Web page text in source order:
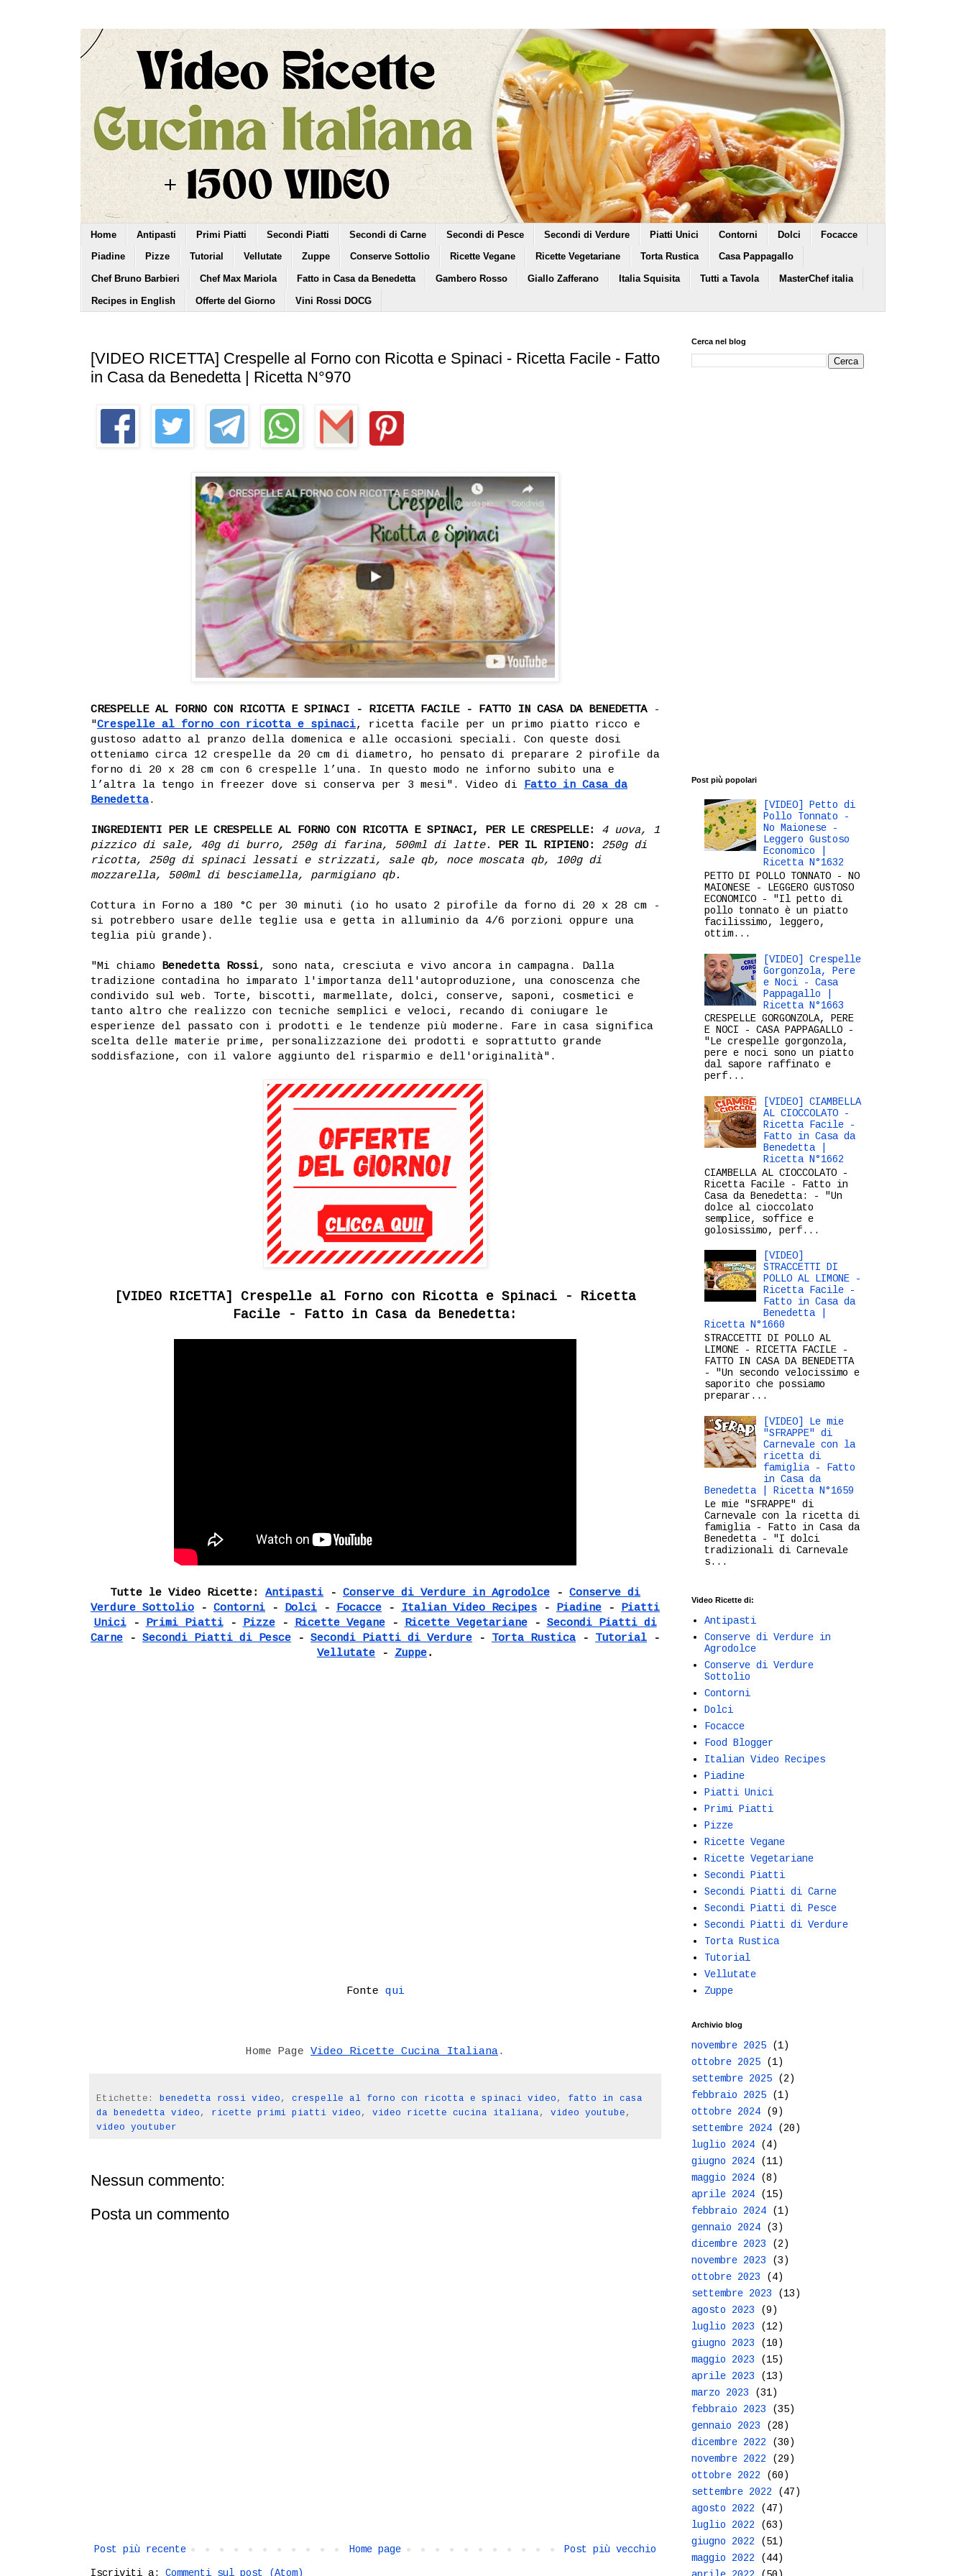
Home Antipasti Primi Piatti Secondi Piatti Secondi di Carne Secondi di Pesce Secondi di Verdure Piatti Unici Contorni Dolci Focacce
Piadine Pizze Tutorial Vellutate Zuppe Conserve Sottolio Ricette Vegane Ricette Vegetariane Torta Rustica Casa Pappagallo
Chef Bruno Barbieri Chef Max Mariola Fatto in Casa da Benedetta Gambero Rosso Giallo Zafferano Italia Squisita Tutti a Tavola MasterChef italia
Recipes in English Offerte del Giorno Vini Rossi DOCG
[VIDEO RICETTA] Crespelle al Forno con Ricotta e Spinaci - Ricetta Facile - Fatto
in Casa da Benedetta | Ricetta N°970
CRESPELLE AL FORNO CON RICOTTA E SPINACI - RICETTA FACILE - FATTO IN CASA DA BENEDETTA-
"Crespelle al forno con ricotta e spinaci, ricetta facile per un primo piatto ricco e
gustoso adatto al pranzo della domenica e alle occasioni speciali. Con queste dosi
otteniamo circa 12 crespelle da 20 cm di diametro, ho pensato di preparare 2 pirofile da
forno di 20 x 28 cm con 6 crespelle l’una. In questo modo ne inforno subito una e
l’altra la tengo in freezer dove si conserva per 3 mesi". Video di Fatto in Casa da
Benedetta.
INGREDIENTI PER LE CRESPELLE AL FORNO CON RICOTTA E SPINACI, PER LE CRESPELLE:
4 uova, 1
pizzico di sale, 40g di burro, 250g di farina, 500ml di latte. PER IL RIPIENO:
250g di
ricotta, 250g di spinaci lessati e strizzati, sale qb, noce moscata qb, 100g di
mozzarella, 500ml di besciamella, parmigiano qb.
Cottura in Forno a 180 °C per 30 minuti (io ho usato 2 pirofile da forno di 20 x 28 cm -
si potrebbero usare delle teglie usa e getta in alluminio da 4/6 porzioni oppure una
teglia più grande).
"Mi chiamo Benedetta Rossi, sono nata, cresciuta e vivo ancora in campagna. Dalla
tradizione contadina ho imparato l'importanza dell'autoproduzione, una conoscenza che
condivido sul web. Torte, biscotti, marmellate, dolci, conserve, saponi, cosmetici e
tanto altro che realizzo con tecniche semplici e veloci, recando di coniugare le
esperienze del passato con i prodotti e le tendenze più moderne. Fare in casa significa
scelta delle materie prime, personalizzazione dei prodotti e soprattutto grande
soddisfazione, con il valore aggiunto del risparmio e dell'originalità".
[VIDEO RICETTA] Crespelle al Forno con Ricotta e Spinaci - Ricetta
Facile - Fatto in Casa da Benedetta:
Tutte le Video Ricette: Antipasti - Conserve di Verdure in Agrodolce - Conserve di
Verdure Sottolio - Contorni - Dolci - Focacce - Italian Video Recipes - Piadine - Piatti
Unici- Primi Piatti- Pizze- Ricette Vegane- Ricette Vegetariane- Secondi Piatti di
Carne - Secondi Piatti di Pesce - Secondi Piatti di Verdure - Torta Rustica - Tutorial -
Vellutate - Zuppe.
Fonte qui
Home Page Video Ricette Cucina Italiana.
Etichette: benedetta rossi video , crespelle al forno con ricotta e spinaci video , fatto in casa
da benedetta video , ricette primi piatti video , video ricette cucina italiana , video youtube ,
video youtuber
Nessun commento:
Posta un commento
Post più recente Post più vecchio
Home page
Iscriviti a: Commenti sul post (Atom)
Cerca nel blog
Post più popolari
[VIDEO] Petto di
Pollo Tonnato -
No Maionese -
Leggero Gustoso
Economico |
Ricetta N°1632
PETTO DI POLLO TONNATO - NO
MAIONESE - LEGGERO GUSTOSO
ECONOMICO - "Il petto di
pollo tonnato è un piatto
facilissimo, leggero,
ottim...
[VIDEO] Crespelle
Gorgonzola, Pere
e Noci - Casa
Pappagallo |
Ricetta N°1663
CRESPELLE GORGONZOLA, PERE
E NOCI - CASA PAPPAGALLO -
"Le crespelle gorgonzola,
pere e noci sono un piatto
dal sapore raffinato e
perf...
[VIDEO] CIAMBELLA
AL CIOCCOLATO -
Ricetta Facile -
Fatto in Casa da
Benedetta |
Ricetta N°1662
CIAMBELLA AL CIOCCOLATO -
Ricetta Facile - Fatto in
Casa da Benedetta: - "Un
dolce al cioccolato
semplice, soffice e
golosissimo, perf...
[VIDEO]
STRACCETTI DI
POLLO AL LIMONE -
Ricetta Facile -
Fatto in Casa da
Benedetta |
Ricetta N°1660
STRACCETTI DI POLLO AL
LIMONE - RICETTA FACILE -
FATTO IN CASA DA BENEDETTA
- "Un secondo velocissimo e
saporito che possiamo
preparar...
[VIDEO] Le mie
"SFRAPPE" di
Carnevale con la
ricetta di
famiglia - Fatto
in Casa da
Benedetta | Ricetta N°1659
Le mie "SFRAPPE" di
Carnevale con la ricetta di
famiglia - Fatto in Casa da
Benedetta - "I dolci
tradizionali di Carnevale
s...
Video Ricette di:
Antipasti
Conserve di Verdure in
Agrodolce
Conserve di Verdure
Sottolio
Contorni
Dolci
Focacce
Food Blogger
Italian Video Recipes
Piadine
Piatti Unici
Primi Piatti
Pizze
Ricette Vegane
Ricette Vegetariane
Secondi Piatti
Secondi Piatti di Carne
Secondi Piatti di Pesce
Secondi Piatti di Verdure
Torta Rustica
Tutorial
Vellutate
Zuppe
Archivio blog
novembre 2025 (1)
ottobre 2025 (1)
settembre 2025 (2)
febbraio 2025 (1)
ottobre 2024 (9)
settembre 2024 (20)
luglio 2024 (4)
giugno 2024 (11)
maggio 2024 (8)
aprile 2024 (15)
febbraio 2024 (1)
gennaio 2024 (3)
dicembre 2023 (2)
novembre 2023 (3)
ottobre 2023 (4)
settembre 2023 (13)
agosto 2023 (9)
luglio 2023 (12)
giugno 2023 (10)
maggio 2023 (15)
aprile 2023 (13)
marzo 2023 (31)
febbraio 2023 (35)
gennaio 2023 (28)
dicembre 2022 (30)
novembre 2022 (29)
ottobre 2022 (60)
settembre 2022 (47)
agosto 2022 (47)
luglio 2022 (63)
giugno 2022 (51)
maggio 2022 (44)